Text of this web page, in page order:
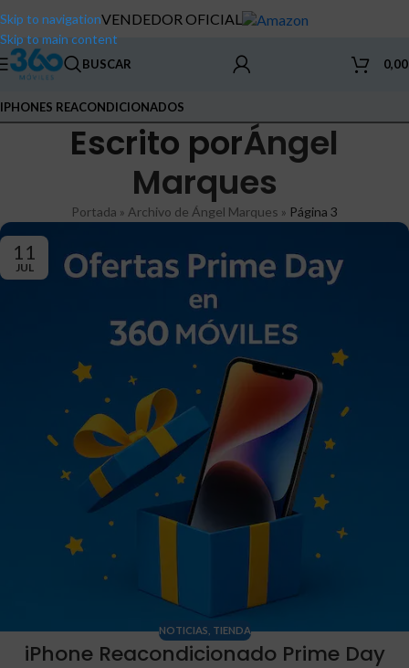
Skip to navigation
Skip to main content
VENDEDOR OFICIAL
BUSCAR
IPHONES REACONDICIONADOS
Escrito porÁngel
Marques
Portada » Archivo de Ángel Marques » Página 3
11
JUL
NOTICIAS TIENDA
iPhone Reacondicionado Prime Day